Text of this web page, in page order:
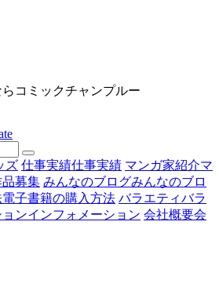
コミックチャンプルー
ズ 仕事実績仕事実績 マンガ家紹介マ
品募集 みんなのブログみんなのブロ
電子書籍の購入方法 バラエティバラ
ンインフォメーション 会社概要会